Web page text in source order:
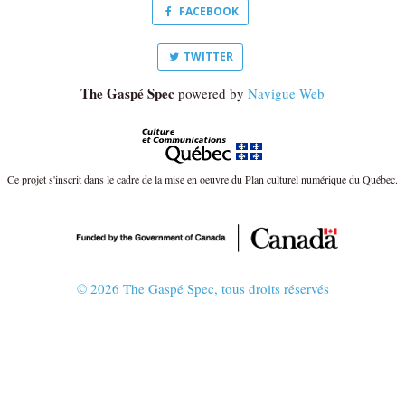
FACEBOOK
TWITTER
The Gaspé Spec powered by Navigue Web
Ce projet s'inscrit dans le cadre de la mise en oeuvre du Plan culturel numérique du Québec.
© 2026 The Gaspé Spec, tous droits réservés